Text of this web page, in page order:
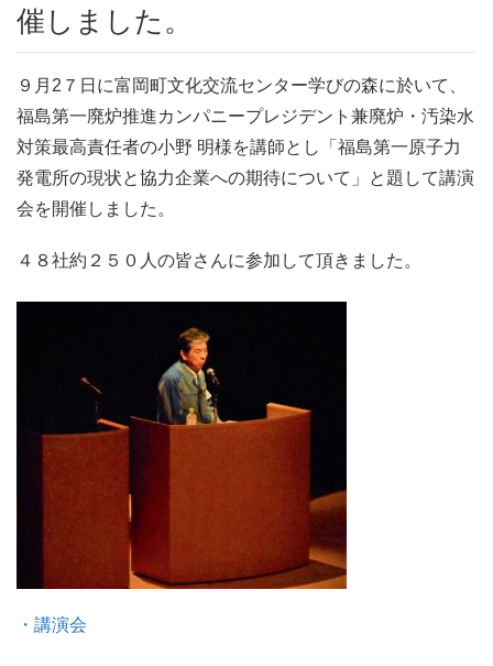
催しました。
９月2７日に富岡町文化交流センター学びの森に於いて、
福島第一廃炉推進カンパニープレジデント兼廃炉・汚染水
対策最高責任者の小野 明様を講師とし「福島第一原子力
発電所の現状と協力企業への期待について」と題して講演
会を開催しました。
４８社約２５０人の皆さんに参加して頂きました。
・講演会